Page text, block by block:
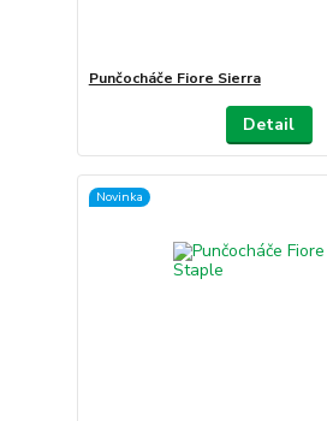
Punčocháče Fiore Sierra
Detail
Novinka